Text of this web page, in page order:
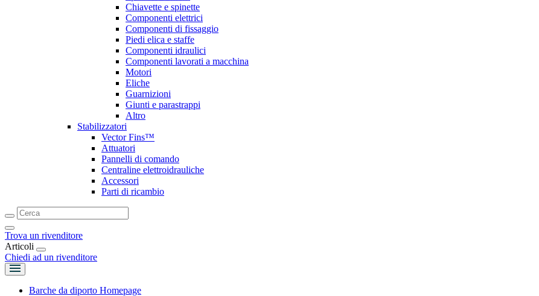
Chiavette e spinette
Componenti elettrici
Componenti di fissaggio
Piedi elica e staffe
Componenti idraulici
Componenti lavorati a macchina
Motori
Eliche
Guarnizioni
Giunti e parastrappi
Altro
Stabilizzatori
Vector Fins™
Attuatori
Pannelli di comando
Centraline elettroidrauliche
Accessori
Parti di ricambio
Trova un rivenditore
Articoli
Chiedi ad un rivenditore
Barche da diporto Homepage